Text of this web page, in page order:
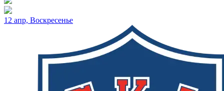
12 апр, Воскресенье